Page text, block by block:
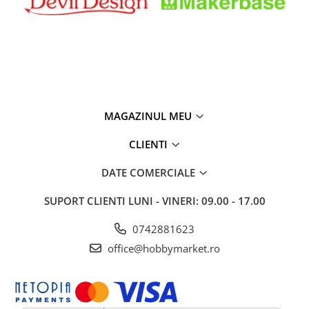
MAGAZINUL MEU
CLIENTI
DATE COMERCIALE
SUPORT CLIENTI LUNI - VINERI: 09.00 - 17.00
0742881623
office@hobbymarket.ro